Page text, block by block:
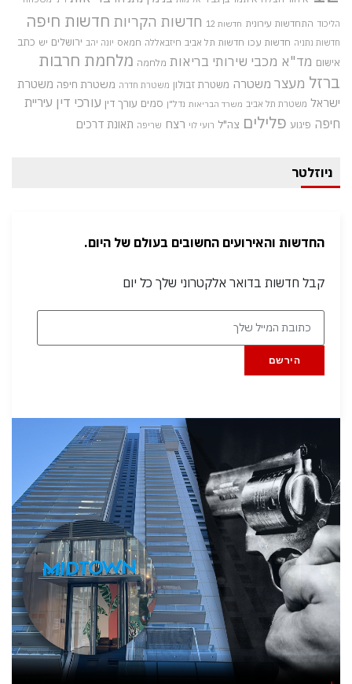
הליכוד התחדשות עירונית חדשות 12 חדשות הקריות חדשות חיפה
חדשות נתניה חדשות עכו חדשות תל אביב חיזבאללה חמאס יונה יהב ירושלים יש כתב
אישום מד"א מכבי שירותי בריאות מלחמה מלחמת חרבות
ברזל מעצר משטרה משטרת זבולון משטרת חדרה משטרת חיפה משטרת
ישראל משטרת תל אביב משרד הבריאות נדל"ן סמים עורך דין עורכי דין עיריית
חיפה פיגוע פלילים צה"ל רועי לוי רצח שריפה תאונת דרכים
ניוזלטר
החדשות והאירועים החשובים בעולם של היום.
קבל חדשות בדואר אלקטרוני שלך כל יום
הירשם